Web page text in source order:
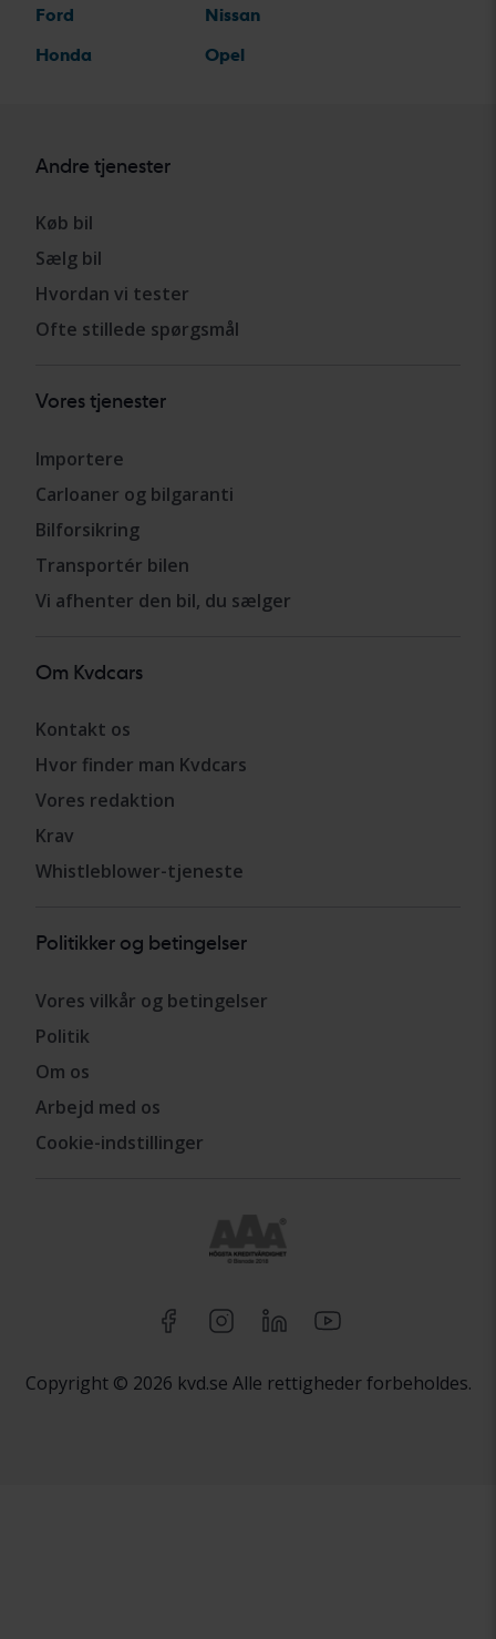
Ford
Honda
Nissan
Opel
Andre tjenester
Køb bil
Sælg bil
Hvordan vi tester
Ofte stillede spørgsmål
Vores tjenester
Importere
Carloaner og bilgaranti
Bilforsikring
Transportér bilen
Vi afhenter den bil, du sælger
Om Kvdcars
Kontakt os
Hvor finder man Kvdcars
Vores redaktion
Krav
Whistleblower-tjeneste
Politikker og betingelser
Vores vilkår og betingelser
Politik
Om os
Arbejd med os
Cookie-indstillinger
Copyright © 2026 kvd.se Alle rettigheder forbeholdes.